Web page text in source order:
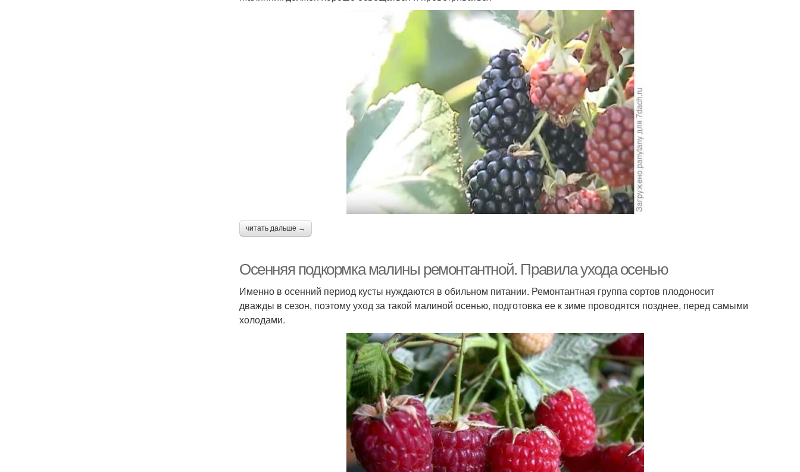
читать дальше →
Осенняя подкормка малины ремонтантной. Правила ухода осенью
Именно в осенний период кусты нуждаются в обильном питании. Ремонтантная группа сортов плодоносит
дважды в сезон, поэтому уход за такой малиной осенью, подготовка ее к зиме проводятся позднее, перед самыми
холодами.